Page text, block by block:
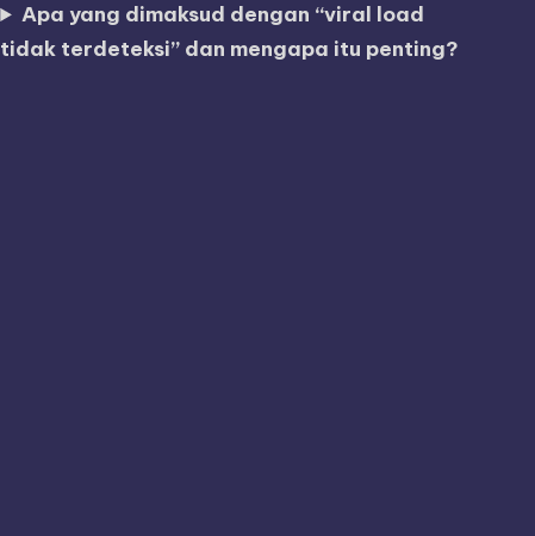
Apa yang dimaksud dengan “viral load
tidak terdeteksi” dan mengapa itu penting?